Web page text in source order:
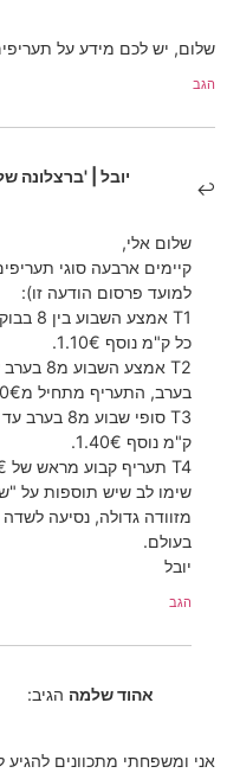
שלום, יש לכם מידע על
הגב
יובל | 'ברצלונה
שלום אלי,
קיימים ארבעה סוגי
למועד פרסום הודעה זו):
כל ק"מ נוסף 1.10€.
בערב, התעריף מתחיל מ2.30€ ועל כל ק"מ נוסף 1.30€.
ק"מ נוסף 1.40€.
T4 תעריף קבוע מראש של 39€ בין שדה התעופה לנמל.
שימו לב שיש תוספות על
מזוודה גדולה, נסיעה
בעולם.
יובל
הגב
אהוד שלמה הגיב:
אני ומשפחתי מתכוונים